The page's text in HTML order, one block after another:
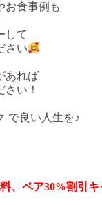
お食事例も
して
さい
あれば
い！
で良い人生を♪
、ペア30%割引キ